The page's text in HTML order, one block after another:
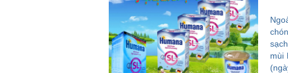
mùi